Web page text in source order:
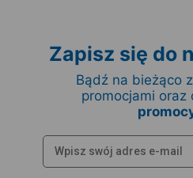
Zapisz się do
Bądź na bieżąco
promocjami oraz